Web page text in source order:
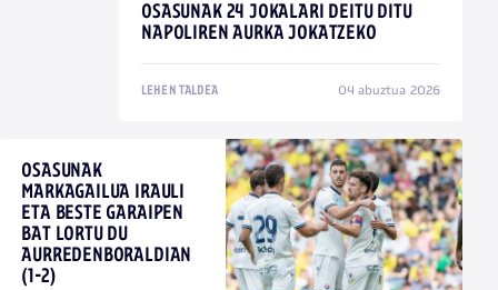
OSASUNAK 24 JOKALARI DEITU DITU
NAPOLIREN AURKA JOKATZEKO
LEHEN TALDEA 04 abuztua 2026
OSASUNAK
MARKAGAILUA IRAULI
ETA BESTE GARAIPEN
BAT LORTU DU
AURREDENBORALDIAN
(1-2)